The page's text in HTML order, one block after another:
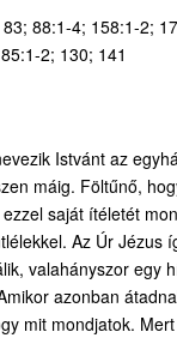
88:1-4; 158:1-2;
2; 130; 141
Istvánt az
máig. Föltűnő,
saját ítéletét
Az Úr Jézus
valahányszor egy
azonban
mit mondjatok.